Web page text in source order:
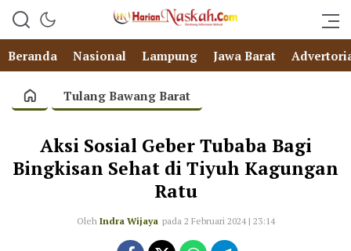
Beranda Nasional Lampung Jawa Barat
Tulang Bawang Barat
Aksi Sosial Geber Tubaba Bagi
Bingkisan Sehat di Tiyuh Kagungan
Ratu
Oleh Indra Wijaya pada 2 Februari 2024 | 23:14